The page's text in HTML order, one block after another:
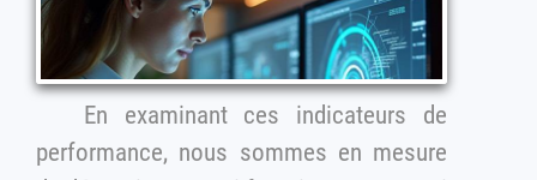
En examinant ces indicateurs de
performance, nous sommes en mesure